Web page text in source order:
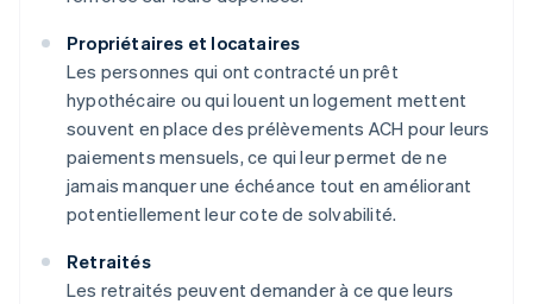
Propriétaires et locataires
Les personnes qui ont contracté un prêt
hypothécaire ou qui louent un logement mettent
souvent en place des prélèvements ACH pour leurs
paiements mensuels, ce qui leur permet de ne
jamais manquer une échéance tout en améliorant
potentiellement leur cote de solvabilité.
Retraités
Les retraités peuvent demander à ce que leurs